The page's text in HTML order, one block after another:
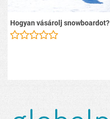
Hogyan vásárolj snowboardot?